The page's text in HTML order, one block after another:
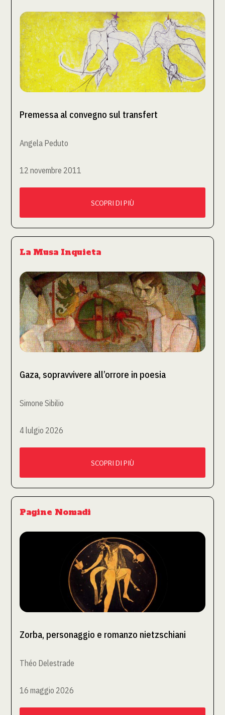
Premessa al convegno sul transfert
Angela Peduto
12 novembre 2011
SCOPRI DI PIÙ
La Musa Inquieta
Gaza, sopravvivere all’orrore in poesia
Simone Sibilio
4 lulgio 2026
SCOPRI DI PIÙ
Pagine Nomadi
Zorba, personaggio e romanzo nietzschiani
Théo Delestrade
16 maggio 2026